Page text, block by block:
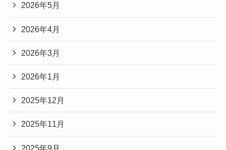
2026年5月
2026年4月
2026年3月
2026年1月
2025年12月
2025年11月
2025年9月